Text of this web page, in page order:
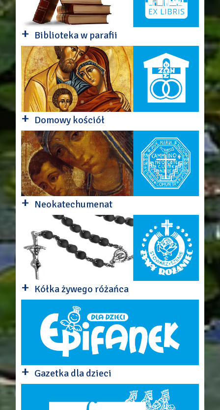
+ Biblioteka w parafii
+ Domowy kościół
+ Neokatechumenat
+ Kółka żywego różańca
+ Gazetka dla dzieci